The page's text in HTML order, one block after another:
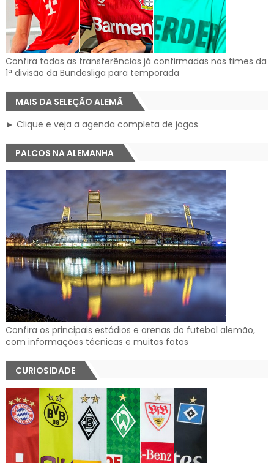
Confira todas as transferências já confirmadas nos times da
1ª divisão da Bundesliga para temporada
MAIS DA SELEÇÃO ALEMÃ
► Clique e veja a agenda completa de jogos
PALCOS NA ALEMANHA
Confira os principais estádios e arenas do futebol alemão,
com informações técnicas e muitas fotos
CURIOSIDADE